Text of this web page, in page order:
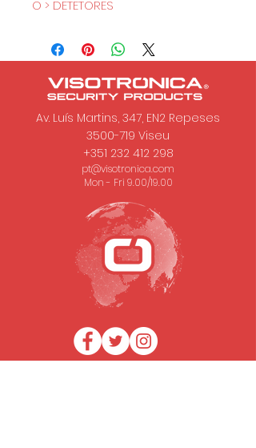
O > DETETORES
Av. Luís Martins, 347, EN2 Repeses
3500-719 Viseu
+351 232 412 298
pt@visotronica.com
Mon - Fri 9.00/19.00